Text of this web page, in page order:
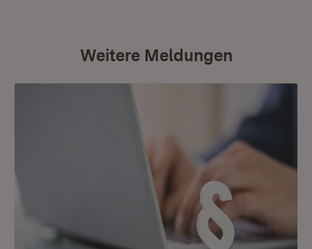
Weitere Meldungen